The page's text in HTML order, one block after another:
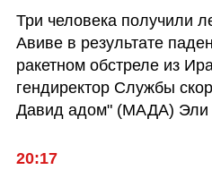
Три человека получили
Авиве в результате
ракетном обстреле из
гендиректор Службы
Давид адом" (МАДА) Эли
20:17